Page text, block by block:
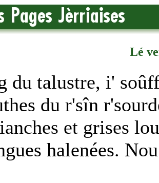
Lé
du talustre, i'
du r'sîn
et grises
halenées.